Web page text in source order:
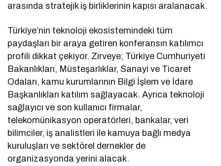
arasında stratejik iş birliklerinin kapısı aralanacak.
Türkiye’nin teknoloji ekosistemindeki tüm
paydaşları bir araya getiren konferansın katılımcı
profili dikkat çekiyor. Zirveye; Türkiye Cumhuriyeti
Bakanlıkları, Müsteşarlıklar, Sanayi ve Ticaret
Odaları, kamu kurumlarının Bilgi İşlem ve İdare
Başkanlıkları katılım sağlayacak. Ayrıca teknoloji
sağlayıcı ve son kullanıcı firmalar,
telekomünikasyon operatörleri, bankalar, veri
bilimciler, iş analistleri ile kamuya bağlı medya
kuruluşları ve sektörel dernekler de
organizasyonda yerini alacak.